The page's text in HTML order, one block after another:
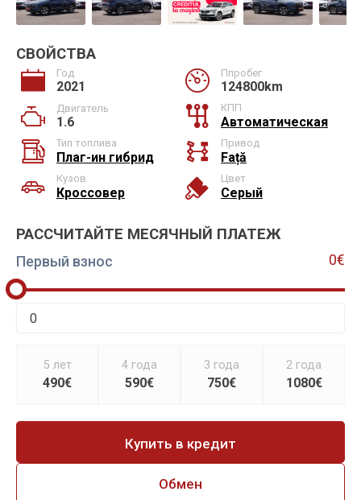
СВОЙСТВА
Год
2021
Ппробег
124800km
Двигатель
1.6
КПП
Автоматическая
Тип топлива
Плаг-ин гибрид
Привод
Față
Кузов
Кроссовер
Цвет
Серый
РАССЧИТАЙТЕ МЕСЯЧНЫЙ ПЛАТЕЖ
Первый взнос 0€
5 лет
490€
4 года
590€
3 года
750€
2 года
1080€
Купить в кредит
Обмен